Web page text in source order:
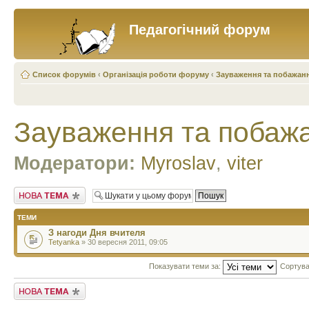
Педагогічний форум
Список форумів ‹ Організація роботи форуму ‹ Зауваження та
Зауваження та
Модератори: Myroslav, viter
Створити нову тему
ТЕМИ
З нагоди Дня вчителя
Tetyanka » 30 вересня 2011, 09:05
Показувати теми за:
Створити нову тему